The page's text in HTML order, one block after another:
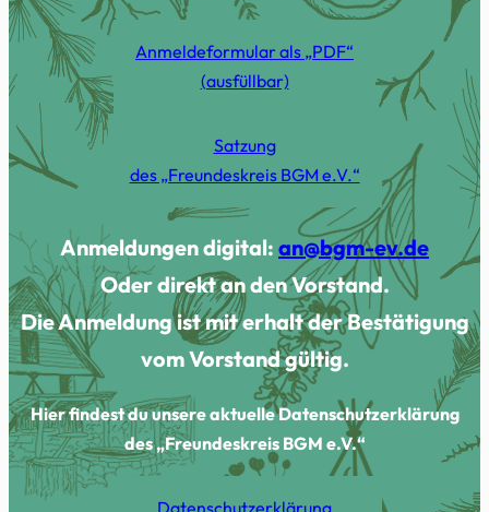
Anmeldeformular als „PDF“
(ausfüllbar)
Satzung
des „Freundeskreis BGM e.V.“
Anmeldungen digital: an@bgm-ev.de
Oder direkt an den Vorstand.
Die Anmeldung ist mit erhalt der Bestätigung
vom Vorstand gültig.
Hier findest du unsere aktuelle Datenschutzerklärung
des „Freundeskreis BGM e.V.“
Datenschutzerklärung